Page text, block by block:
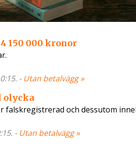
150 000 kronor
- Utan betalvägg »
olycka
falskregistrerad och dessutom
- Utan betalvägg »